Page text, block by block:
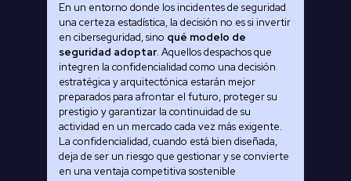
En un entorno donde los incidentes de seguridad
una certeza estadística, la decisión no es si invertir
en ciberseguridad, sino qué modelo de
seguridad adoptar. Aquellos despachos que
integren la confidencialidad como una decisión
estratégica y arquitectónica estarán mejor
preparados para afrontar el futuro, proteger su
prestigio y garantizar la continuidad de su
actividad en un mercado cada vez más exigente.
La confidencialidad, cuando está bien diseñada,
deja de ser un riesgo que gestionar y se convierte
en una ventaja competitiva sostenible